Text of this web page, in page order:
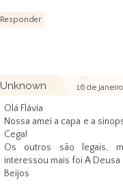
Responder
Unknown 16 de
Olá Flávia
Nossa amei a capa e a
Cega!
Os outros são legais,
interessou mais foi A Deusa
Beijos